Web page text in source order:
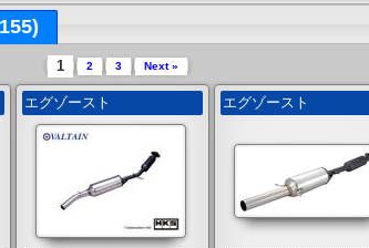
1 2 3 Next »
エグゾースト エグゾースト